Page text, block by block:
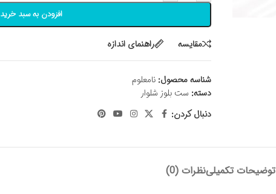
افزودن به سبد خرید
مقايسه راهنمای اندازه
شناسه محصول: نامعلوم
دسته: ست بلوز شلوار
دنبال کردن:
توضیحات تکمیلینظرات (0)